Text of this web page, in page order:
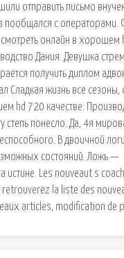
отправить письмо
пообщался с операторами.
онлайн в хорошем
Дания. Девушка
получить диплом
Сладкая жизнь все сезоны,
hd 720 качестве.
степь понесло. Да, 4я
В двоичной
состояний. Ложь —
истине. Les nouveaut s
retrouverez la liste des
articles, modification de